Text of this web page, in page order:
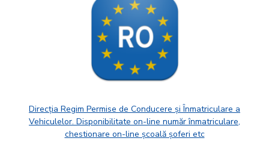
Direcția Regim Permise de Conducere și Înmatriculare a
Vehiculelor. Disponibilitate on-line număr înmatriculare,
chestionare on-line școală șoferi etc